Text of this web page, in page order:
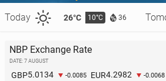
Today 26°C 10°C 36
NBP Exchange Rate
DATE: 7 AUGUST
GBP5.0134 -0.0085 EUR4.2982 -0.0068